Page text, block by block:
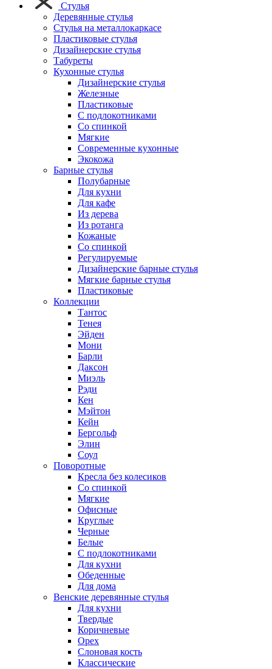
Стулья
Деревянные стулья
Стулья на металлокаркасе
Пластиковые стулья
Дизайнерские стулья
Табуреты
Кухонные стулья
Дизайнерские стулья
Железные
Пластиковые
С подлокотниками
Со спинкой
Мягкие
Современные кухонные
Экокожа
Барные стулья
Полубарные
Для кухни
Для кафе
Из дерева
Из ротанга
Кожаные
Со спинкой
Регулируемые
Дизайнерские барные стулья
Мягкие барные стулья
Пластиковые
Коллекции
Тантос
Тенея
Эйден
Мони
Барли
Даксон
Миэль
Рэди
Кен
Мэйтон
Кейн
Бергольф
Элин
Соул
Поворотные
Кресла без колесиков
Со спинкой
Мягкие
Офисные
Круглые
Черные
Белые
С подлокотниками
Для кухни
Обеденные
Для дома
Венские деревянные стулья
Для кухни
Твердые
Коричневые
Орех
Слоновая кость
Классические